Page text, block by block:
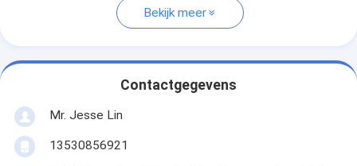
Bekijk meer
Contactgegevens
Mr. Jesse Lin
13530856921